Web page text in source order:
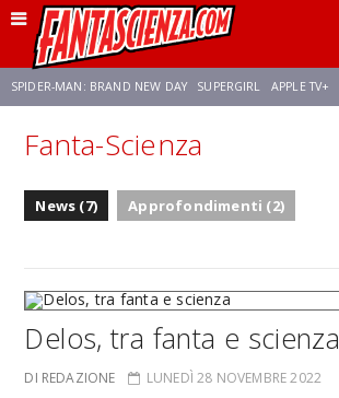
SPIDER-MAN: BRAND NEW DAY SUPERGIRL APPLE TV+
FRANCO RICCIARDIELLO ZENDAYA
Fanta-Scienza
News (7) Approfondimenti (2)
Delos, tra fanta e scienza
DI REDAZIONE LUNEDÌ 28 NOVEMBRE 2022